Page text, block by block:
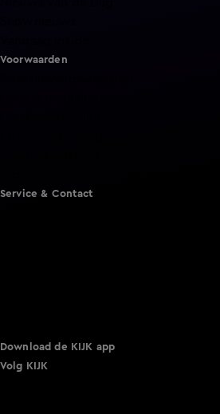
Voorwaarden
Service & Contact
Download de KIJK app
Volg KIJK